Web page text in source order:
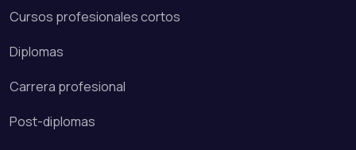
Cursos profesionales cortos
Diplomas
Carrera profesional
Post-diplomas